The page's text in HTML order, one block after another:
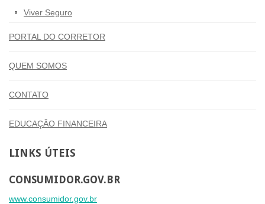
Viver Seguro
PORTAL DO CORRETOR
QUEM SOMOS
CONTATO
EDUCAÇÂO FINANCEIRA
LINKS ÚTEIS
CONSUMIDOR.GOV.BR
www.consumidor.gov.br